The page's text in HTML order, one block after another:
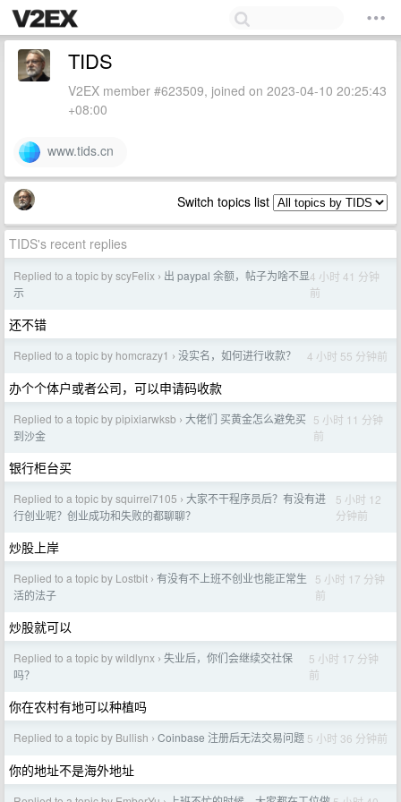
TIDS
V2EX member #623509, joined on 2023-04-10 20:25:43
+08:00
www.tids.cn
Switch topics list
TIDS's recent replies
Replied to a topic by scyFelix › 出 paypal 余额，帖子为啥不显
示
4 小时 41 分钟
前
还不错
Replied to a topic by homcrazy1 › 没实名，如何进行收款？ 4 小时 55 分钟前
办个个体户或者公司，可以申请码收款
Replied to a topic by pipixiarwksb › 大佬们 买黄金怎么避免买
到沙金
5 小时 11 分钟
前
银行柜台买
Replied to a topic by squirrel7105 › 大家不干程序员后？有没有进
行创业呢？创业成功和失败的都聊聊？
5 小时 12
分钟前
炒股上岸
Replied to a topic by Lostbit › 有没有不上班不创业也能正常生
活的法子
5 小时 17 分钟
前
炒股就可以
Replied to a topic by wildlynx › 失业后，你们会继续交社保
吗？
5 小时 17 分钟
前
你在农村有地可以种植吗
Replied to a topic by Bullish › Coinbase 注册后无法交易问题 5 小时 36 分钟前
你的地址不是海外地址